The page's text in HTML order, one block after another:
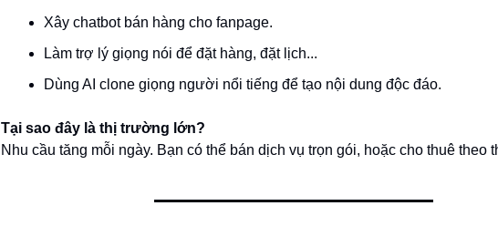
Xây chatbot bán hàng cho fanpage.
Làm trợ lý giọng nói để đặt hàng, đặt lịch...
Dùng AI clone giọng người nổi tiếng để tạo nội dung độc đáo.
Tại sao đây là thị trường lớn?
Nhu cầu tăng mỗi ngày. Bạn có thể bán dịch vụ trọn gói, hoặc cho thuê theo